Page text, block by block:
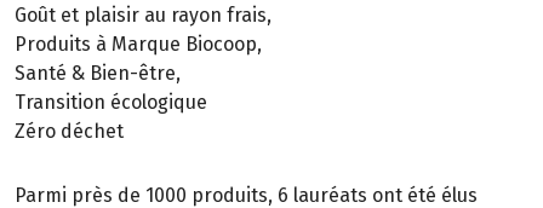
Goût et plaisir au rayon frais,
Produits à Marque Biocoop,
Santé & Bien-être,
Transition écologique
Zéro déchet
Parmi près de 1000 produits, 6 lauréats ont été élus